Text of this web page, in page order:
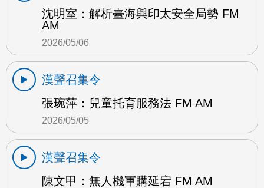
沈明室：解析臺海與印太安全局勢 FM
AM
2026/05/06
漢聲召集令
張琬萍：兒童托育服務法 FM AM
2026/05/05
漢聲召集令
陳文甲：無人機軍購延宕 FM AM